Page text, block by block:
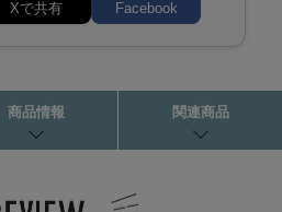
Xで共有 Facebook
商品情報 関連商品